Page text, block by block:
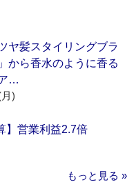
ヤ髪スタイリングブラ
から香水のように香る
…
)
】営業利益2.7倍
もっと見る »